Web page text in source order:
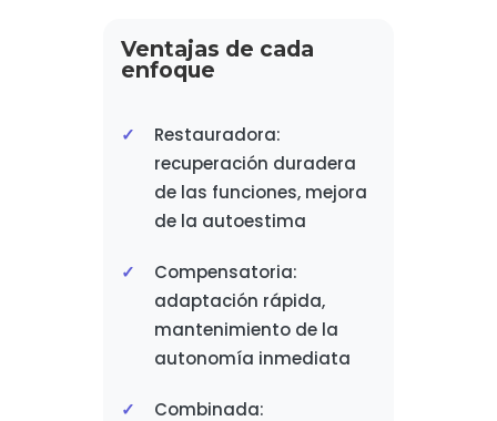
Ventajas de cada
enfoque
Restauradora:
recuperación duradera
de las funciones, mejora
de la autoestima
Compensatoria:
adaptación rápida,
mantenimiento de la
autonomía inmediata
Combinada: